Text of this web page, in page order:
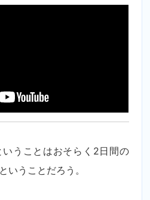
うことはおそらく2日間の
いうことだろう。